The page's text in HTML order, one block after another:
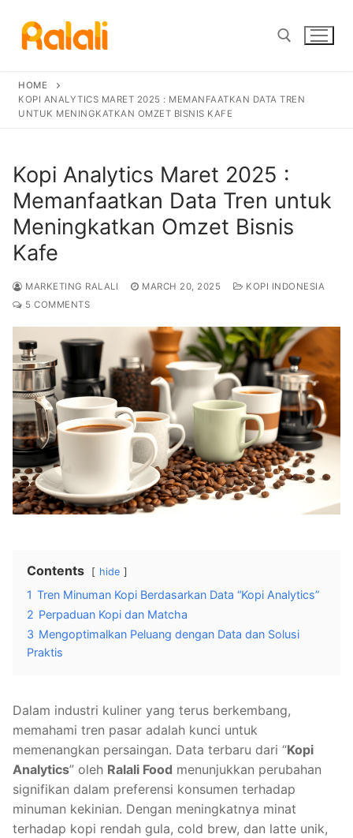
content
Search for:
HOME
KOPI ANALYTICS MARET 2025 : MEMANFAATKAN DATA TREN
UNTUK MENINGKATKAN OMZET BISNIS KAFE
Kopi Analytics Maret 2025 :
Memanfaatkan Data Tren untuk
Meningkatkan Omzet Bisnis
Kafe
MARKETING RALALI MARCH 20, 2025
KOPI INDONESIA
5 COMMENTS
Contents hide
1 Tren Minuman Kopi Berdasarkan Data “Kopi Analytics”
2 Perpaduan Kopi dan Matcha
3 Mengoptimalkan Peluang dengan Data dan Solusi
Praktis
Dalam industri kuliner yang terus berkembang,
memahami tren pasar adalah kunci untuk
memenangkan persaingan. Data terbaru dari “Kopi
Analytics” oleh Ralali Food menunjukkan perubahan
signifikan dalam preferensi konsumen terhadap
minuman kekinian. Dengan meningkatnya minat
terhadap kopi rendah gula, cold brew, dan latte unik,